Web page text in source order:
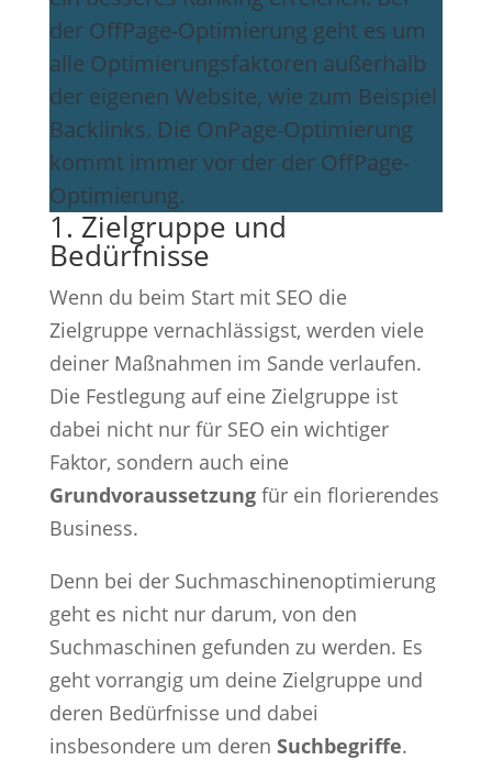
der OffPage-Optimierung geht es um
alle Optimierungsfaktoren außerhalb
der eigenen Website, wie zum Beispiel
Backlinks. Die OnPage-Optimierung
kommt immer vor der der OffPage-
Optimierung.
1. Zielgruppe und
Bedürfnisse
Wenn du beim Start mit SEO die
Zielgruppe vernachlässigst, werden viele
deiner Maßnahmen im Sande verlaufen.
Die Festlegung auf eine Zielgruppe ist
dabei nicht nur für SEO ein wichtiger
Faktor, sondern auch eine
Grundvoraussetzungfür ein florierendes
Business.
Denn bei der Suchmaschinenoptimierung
geht es nicht nur darum, von den
Suchmaschinen gefunden zu werden. Es
geht vorrangig um deine Zielgruppe und
deren Bedürfnisse und dabei
insbesondere um deren Suchbegriffe.